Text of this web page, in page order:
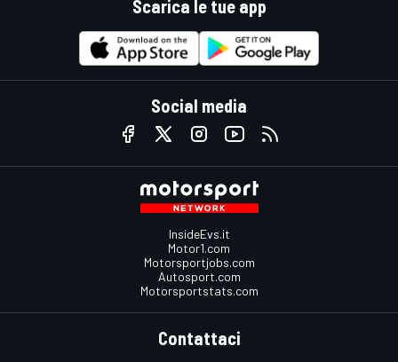
Scarica le tue app
Social media
InsideEvs.it
Motor1.com
Motorsportjobs.com
Autosport.com
Motorsportstats.com
Contattaci